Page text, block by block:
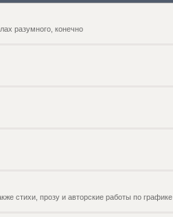
разумного, конечно
стихи, прозу и авторские работы по графике